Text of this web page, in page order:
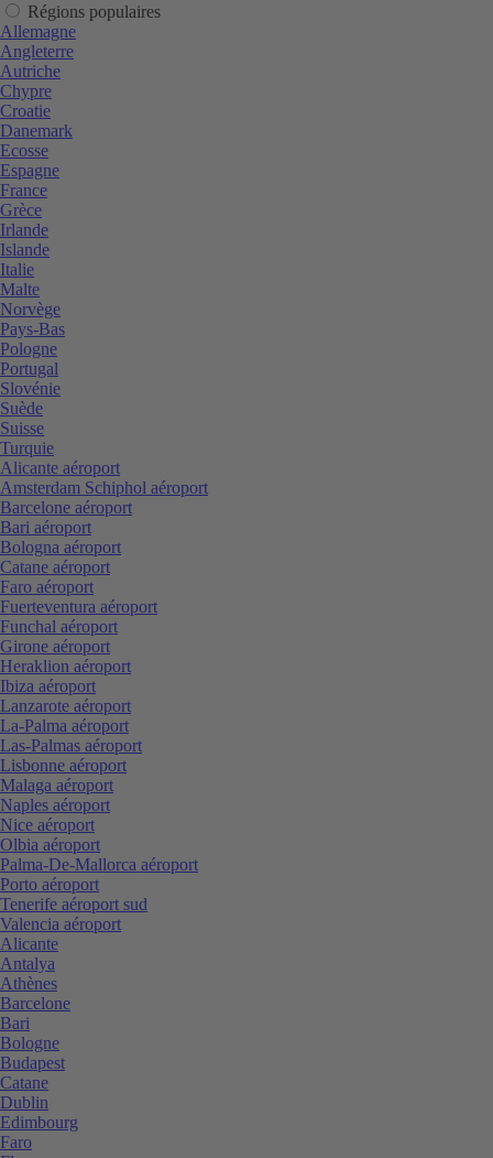
Régions populaires
Allemagne
Angleterre
Autriche
Chypre
Croatie
Danemark
Ecosse
Espagne
France
Grèce
Irlande
Islande
Italie
Malte
Norvège
Pays-Bas
Pologne
Portugal
Slovénie
Suède
Suisse
Turquie
Alicante aéroport
Amsterdam Schiphol aéroport
Barcelone aéroport
Bari aéroport
Bologna aéroport
Catane aéroport
Faro aéroport
Fuerteventura aéroport
Funchal aéroport
Girone aéroport
Heraklion aéroport
Ibiza aéroport
Lanzarote aéroport
La-Palma aéroport
Las-Palmas aéroport
Lisbonne aéroport
Malaga aéroport
Naples aéroport
Nice aéroport
Olbia aéroport
Palma-De-Mallorca aéroport
Porto aéroport
Tenerife aéroport sud
Valencia aéroport
Alicante
Antalya
Athènes
Barcelone
Bari
Bologne
Budapest
Catane
Dublin
Edimbourg
Faro